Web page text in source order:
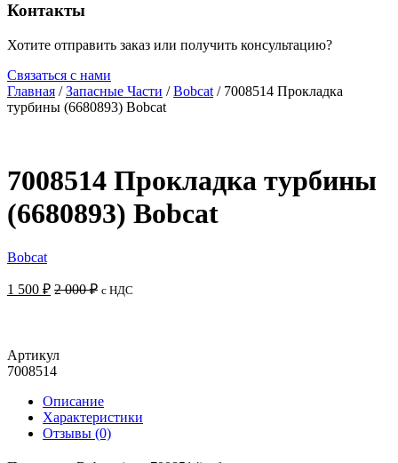
Контакты
Хотите отправить заказ или получить консультацию?
Связаться с нами
Главная /Запасные Части /Bobcat / 7008514 Прокладка
турбины (6680893) Bobcat
7008514 Прокладка турбины
(6680893) Bobcat
Bobcat
1 500 ₽ 2 000₽ с НДС
Артикул
7008514
Описание
Характеристики
Отзывы (0)